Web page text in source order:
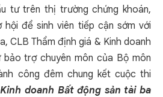
tư trên thị trường chứng khoán,
để sinh viên tiếp cận sớm với
CLB Thẩm định giá & Kinh doanh
trợ chuyên môn của Bộ môn
công đêm chung kết cuộc thi
doanh Bất động sản tài ba